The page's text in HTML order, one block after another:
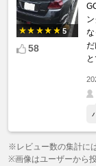
5
58
※レビュー数の集計に
※画像はユーザーから